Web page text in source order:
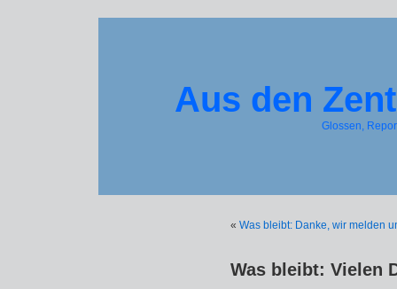
Aus den
Glossen,
« Was bleibt: Danke, wir melden
Was bleibt: Vielen